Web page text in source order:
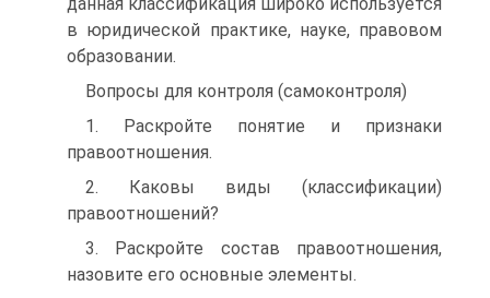
в юридической практике, науке, правовом
образо­вании.
Вопросы для контроля (самоконтроля)
1. Раскройте понятие и признаки
правоотношения.
2. Каковы виды (классификации)
правоотношений?
3. Раскройте состав правоотношения,
назовите его основные эле­менты.